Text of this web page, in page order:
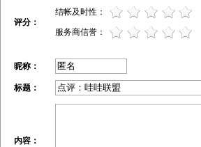
评分：
结帐及时性：
服务商信誉：
昵称：
标题：
内容：